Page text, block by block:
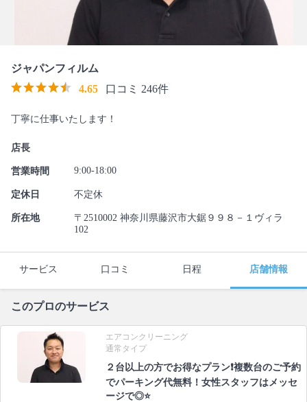
ジャパンフィルム
4.65
口コミ 246件
丁寧に仕事いたします！
店長
営業時間 9:00-18:00
定休日 不定休
所在地
〒2510002 神奈川県藤沢市大鋸９９８－１ヴィラ
102
サービス 口コミ 日程 店舗情報
このプロのサービス
エアコンクリーニング
通常タイプ
２台以上の方でお得なプラン❗️複数台のご予約
でパーキング代無料！女性スタッフはメッセ
ージで◎⭐️